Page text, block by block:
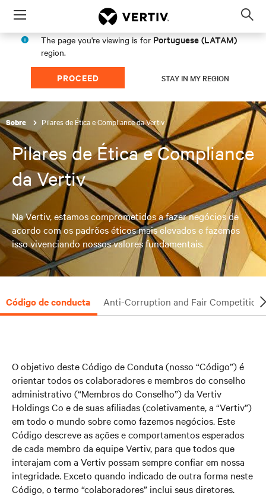
Menu
The page you're viewing is for Portuguese (LATAM)
region.
PROCEED STAY IN MY REGION
Sobre Pilares de Ética e Compliance da Vertiv
Pilares de Ética e Compliance
da Vertiv
Na Vertiv, estamos comprometidos a fazer negócios de
acordo com os padrões éticos mais elevados e fazemos
isso vivenciando nossos valores fundamentais.
Código de conducta Anti-Corruption and Fair Competition
O objetivo deste Código de Conduta (nosso “Código”) é
orientar todos os colaboradores e membros do conselho
administrativo (“Membros do Conselho”) da Vertiv
Holdings Co e de suas afiliadas (coletivamente, a “Vertiv”)
em todo o mundo sobre como fazemos negócios. Este
Código descreve as ações e comportamentos esperados
de cada membro da equipe Vertiv, para que todos que
interajam com a Vertiv possam sempre confiar em nossa
integridade. Exceto quando indicado de outra forma neste
Código, o termo “colaboradores” inclui seus diretores.